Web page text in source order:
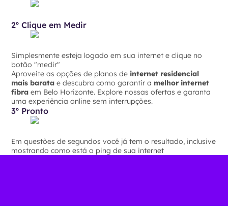
2º Clique em Medir
Simplesmente esteja logado em sua internet e clique no
botão "medir"
Aproveite as opções de planos de internet residencial
mais barata e descubra como garantir a melhor internet
fibra em Belo Horizonte. Explore nossas ofertas e garanta
uma experiência online sem interrupções.
3º Pronto
Em questões de segundos você já tem o resultado, inclusive
mostrando como está o ping de sua internet